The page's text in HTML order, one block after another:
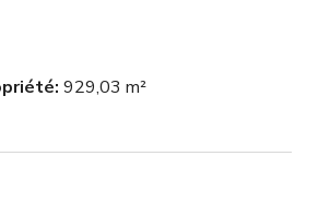
929,03 m²